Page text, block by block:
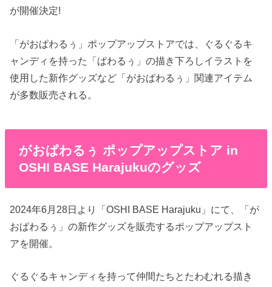
が開催決定!
「がおぱわるぅ」ポップアップストアでは、ぐるぐるキ
ャンディを持った「ぱわるぅ」の描き下ろしイラストを
使用した新作グッズなど「がおぱわるぅ」関連アイテム
が多数販売される。
がおぱわるぅ ポップアップストア in
OSHI BASE Harajukuのグッズ
2024年6月28日より「OSHI BASE Harajuku」にて、「が
おぱわるぅ」の新作グッズを販売するポップアップスト
アを開催。
ぐるぐるキャンディを持って仲間たちとたわむれる描き